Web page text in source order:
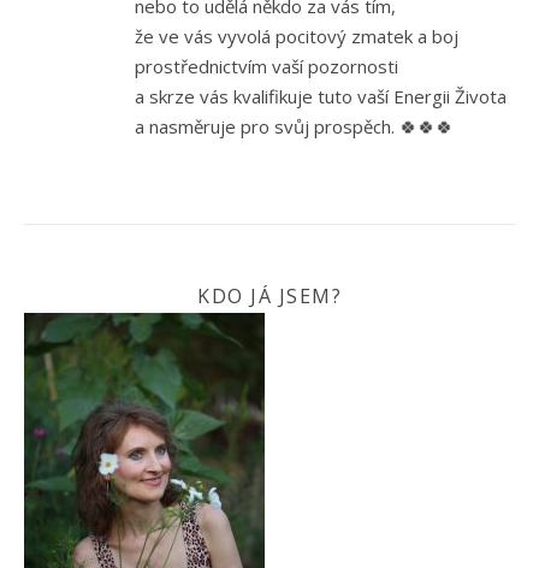
nebo to udělá někdo za vás tím,
že ve vás vyvolá pocitový zmatek a boj
prostřednictvím vaší pozornosti
a skrze vás kvalifikuje tuto vaší Energii Života
a nasměruje pro svůj prospěch. 🍀🍀🍀
KDO JÁ JSEM?